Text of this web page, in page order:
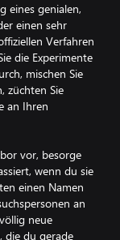
eines genialen,
einen sehr
Verfahren
die Experimente
mischen Sie
züchten Sie
an Ihren
vor, besorge
wenn du sie
einen Namen
an
neue
die du gerade